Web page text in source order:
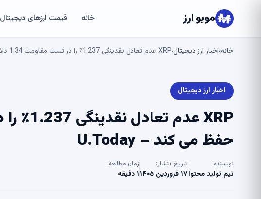
موبو ارز خانه قیمت ارزهای دیجیتال
خانه›اخبار ارز دیجیتال›XRP عدم تعادل نقدینگی 1.237٪ را در تست مقاومت 1.34 دلار حفظ می کند – U.Today
اخبار ارز دیجیتال
حفظ می کند – U.Today
نویسنده:
تیم تولید محتوا
تاریخ انتشار:
۱۷ فروردین ۱۴۰۵
زمان مطالعه:
۱ دقیقه